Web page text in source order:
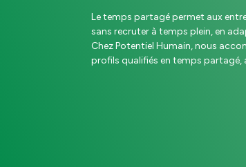
Le temps partagé permet aux
sans recruter à temps plein, en
Chez Potentiel Humain, nous
profils qualifiés en temps partagé,